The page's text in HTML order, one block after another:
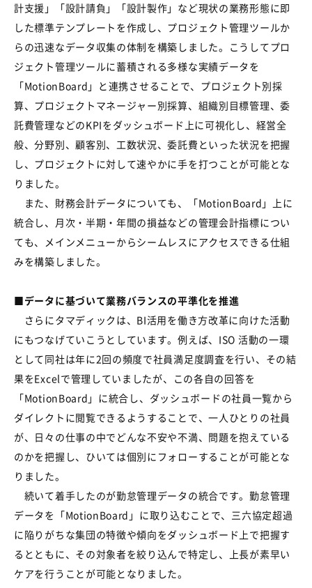
計支援」「設計請負」「設計製作」など現状の業務形態に即
した標準テンプレートを作成し、プロジェクト管理ツールか
らの迅速なデータ収集の体制を構築しました。こうしてプロ
ジェクト管理ツールに蓄積される多様な実績データを
「MotionBoard」と連携させることで、プロジェクト別採
算、プロジェクトマネージャー別採算、組織別目標管理、委
託費管理などのKPIをダッシュボード上に可視化し、経営全
般、分野別、顧客別、工数状況、委託費といった状況を把握
し、プロジェクトに対して速やかに手を打つことが可能とな
りました。
また、財務会計データについても、「MotionBoard」上に
統合し、月次・半期・年間の損益などの管理会計指標につい
ても、メインメニューからシームレスにアクセスできる仕組
みを構築しました。
■データに基づいて業務バランスの平準化を推進
さらにタマディックは、BI活用を働き方改革に向けた活動
にもつなげていこうとしています。例えば、ISO 活動の一環
として同社は年に2回の頻度で社員満足度調査を行い、その結
果をExcelで管理していましたが、この各自の回答を
「MotionBoard」に統合し、ダッシュボードの社員一覧から
ダイレクトに閲覧できるようすることで、一人ひとりの社員
が、日々の仕事の中でどんな不安や不満、問題を抱えている
のかを把握し、ひいては個別にフォローすることが可能とな
りました。
続いて着手したのが勤怠管理データの統合です。勤怠管理
データを「MotionBoard」に取り込むことで、三六協定超過
に陥りがちな集団の特徴や傾向をダッシュボード上で把握す
るとともに、その対象者を絞り込んで特定し、上長が素早い
ケアを行うことが可能となりました。